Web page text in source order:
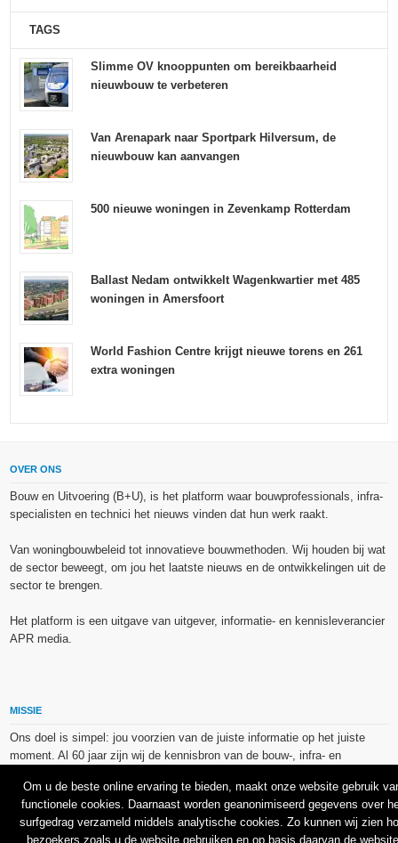
TAGS
Slimme OV knooppunten om bereikbaarheid
nieuwbouw te verbeteren
Van Arenapark naar Sportpark Hilversum, de
nieuwbouw kan aanvangen
500 nieuwe woningen in Zevenkamp Rotterdam
Ballast Nedam ontwikkelt Wagenkwartier met 485
woningen in Amersfoort
World Fashion Centre krijgt nieuwe torens en 261
extra woningen
OVER ONS
Bouw en Uitvoering (B+U), is het platform waar bouwprofessionals, infra-
specialisten en technici het nieuws vinden dat hun werk raakt.
Van woningbouwbeleid tot innovatieve bouwmethoden. Wij houden bij wat
de sector beweegt, om jou het laatste nieuws en de ontwikkelingen uit de
sector te brengen.
Het platform is een uitgave van uitgever, informatie- en kennisleverancier
APR media.
MISSIE
Ons doel is simpel: jou voorzien van de juiste informatie op het juiste
moment. Al 60 jaar zijn wij de kennisbron van de bouw-, infra- en
De op dit platform gebruikte afbeeldingen, illustraties en foto’s zijn ofwel
vrij van rechten verkregen via de bron van het betreffende bericht, of
Om u de beste online ervaring te bieden, maakt onze website gebruik
functionele cookies. Daarnaast worden geanonimiseerd gegevens over
surfgedrag verzameld middels analytische cookies. Zo kunnen wij zien
bezoekers zoals u de website gebruiken en op basis daarvan de website